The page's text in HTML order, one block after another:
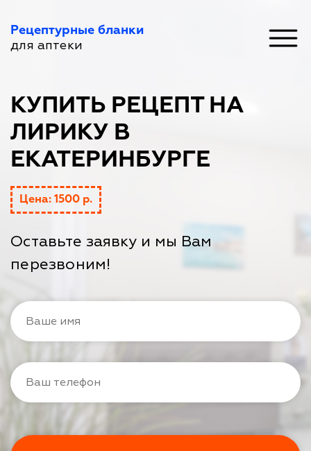
Рецептурные бланки
для аптеки
КУПИТЬ РЕЦЕПТ НА
ЛИРИКУ В
ЕКАТЕРИНБУРГЕ
Цена: 1500 р.
Оставьте заявку и мы Вам
перезвоним!